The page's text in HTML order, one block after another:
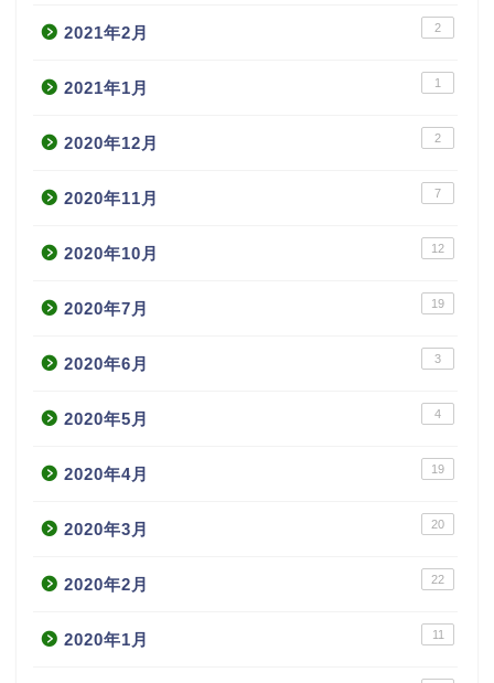
2021年2月 2
2021年1月 1
2020年12月 2
2020年11月 7
2020年10月 12
2020年7月 19
2020年6月 3
2020年5月 4
2020年4月 19
2020年3月 20
2020年2月 22
2020年1月 11